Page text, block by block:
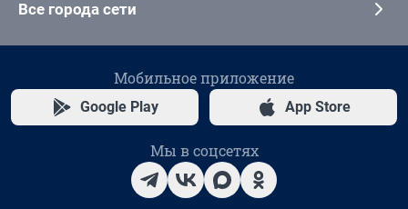
Все города сети
Мобильное приложение
Google Play App Store
Мы в соцсетях